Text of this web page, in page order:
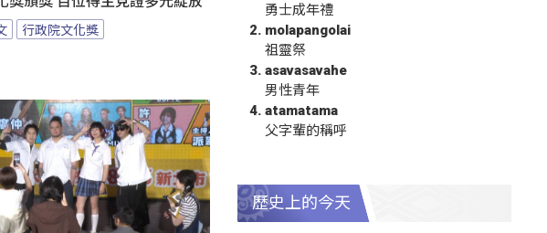
行政院文化獎
勇士成年禮
molapangolai
祖靈祭
asavasavahe
男性青年
atamatama
父字輩的稱呼
歷史上的今天